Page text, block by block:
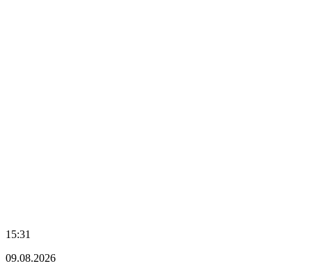
15:31
09.08.2026